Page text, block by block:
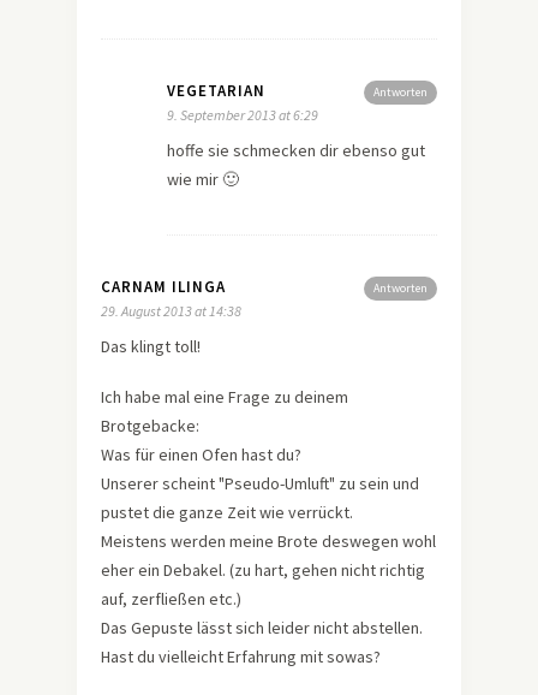
Antworten
VEGETARIAN
9. September 2013 at 6:29
hoffe sie schmecken dir ebenso gut
wie mir 🙂
Antworten
CARNAM ILINGA
29. August 2013 at 14:38
Das klingt toll!
Ich habe mal eine Frage zu deinem
Brotgebacke:
Was für einen Ofen hast du?
Unserer scheint "Pseudo-Umluft" zu sein und
pustet die ganze Zeit wie verrückt.
Meistens werden meine Brote deswegen wohl
eher ein Debakel. (zu hart, gehen nicht richtig
auf, zerfließen etc.)
Das Gepuste lässt sich leider nicht abstellen.
Hast du vielleicht Erfahrung mit sowas?